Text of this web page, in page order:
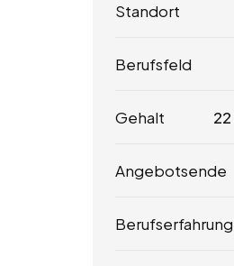
Standort
Berufsfeld
Gehalt 22
Angebotsende
Berufserfahrung